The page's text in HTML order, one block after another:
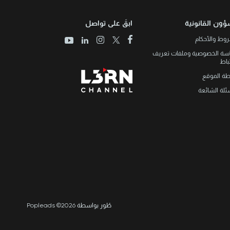
القانونية
والأحكام
الخصوصية وملفات تعريف
الموقع
الشائعة
ابقَ على تواصل
طُور بواسطة Popleads ©2026